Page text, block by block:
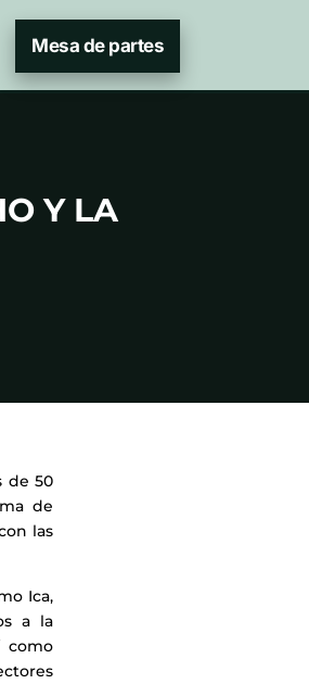
Mesa de partes
Y LA
de 50
de
las
Ica,
a la
como